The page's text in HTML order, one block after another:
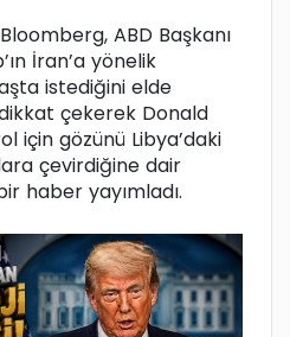
ABD Başkanı
İran’a yönelik
istediğini elde
çekerek Donald
için gözünü Libya’daki
çevirdiğine dair
haber yayımladı.